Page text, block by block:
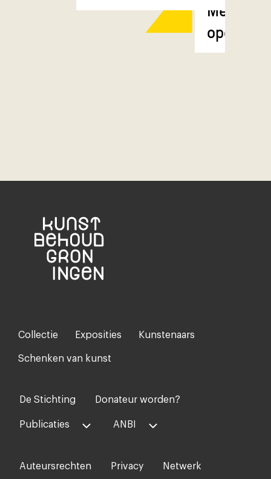
Meisje
Footer-
menu
Collectie Exposities Kunstenaars
Schenken van kunst
Voet
midden
De Stichting Donateur worden?
Publicaties ANBI
Voet
Auteursrechten Privacy Netwerk